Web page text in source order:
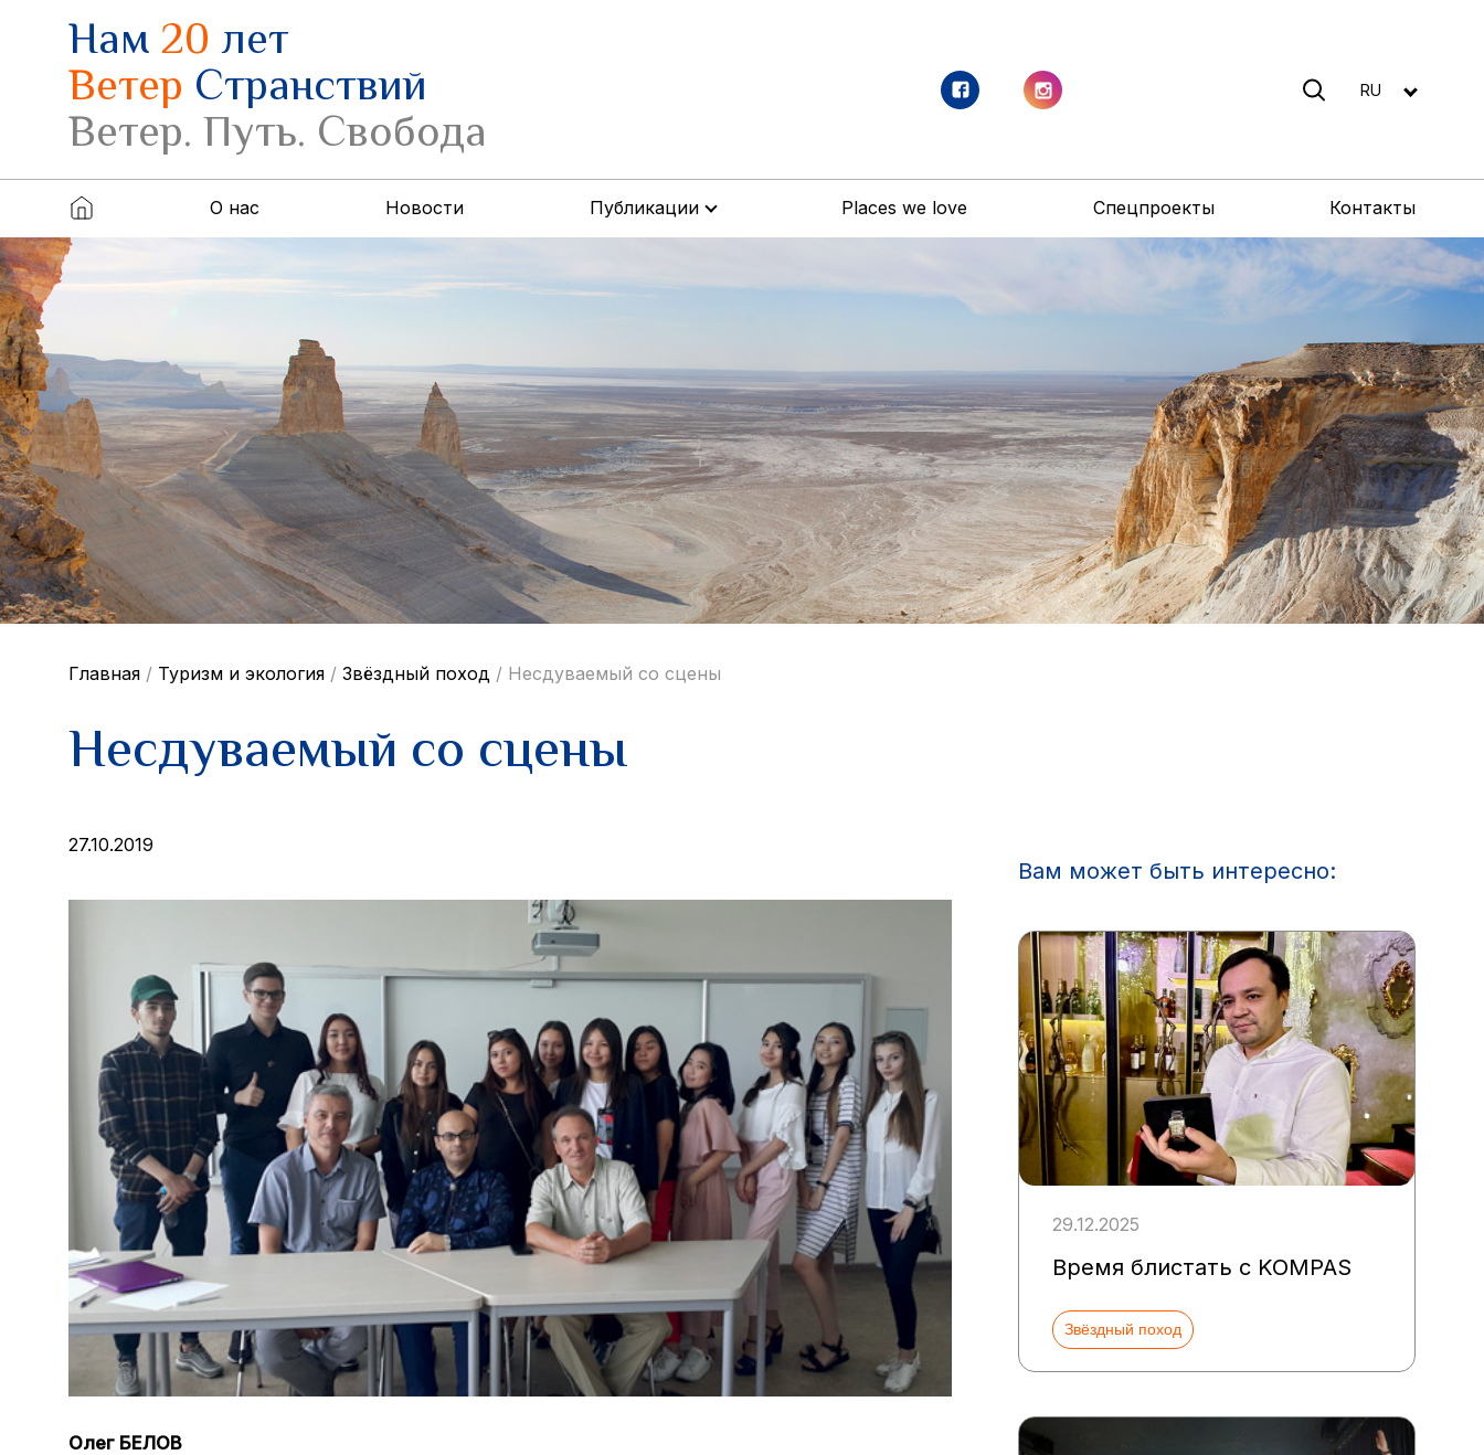
Нам20лет
Ветер Странствий
Ветер. Путь. Свобода
RU
О нас Новости Публикации Places we love Спецпроекты Контакты
Главная / Туризм и экология / Звёздный поход / Несдуваемый со сцены
Несдуваемый со сцены
27.10.2019
Олег БЕЛОВ
Вам может быть интересно:
29.12.2025
Время блистать с KOMPAS
Звёздный поход